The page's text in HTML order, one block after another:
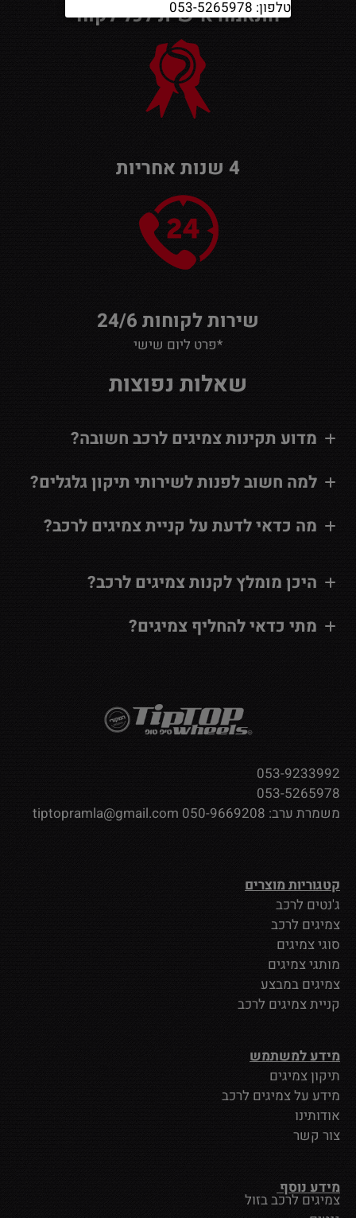
התאמה אישית לכל לקוח
4 שנות אחריות
שירות לקוחות 24/6
*פרט ליום שישי
שאלות נפוצות
מדוע תקינות צמיגים לרכב חשובה?
למה חשוב לפנות לשירותי תיקון גלגלים?
מה כדאי לדעת על קניית צמיגים לרכב?
היכן מומלץ לקנות צמיגים לרכב?
מתי כדאי להחליף צמיגים?
053-9233992
053-5265978
משמרת ערב: 050-9669208
tiptopramla@gmail.com
קטגוריות מוצרים
ג'נטים לרכב
צמיגים לרכב
סוגי צמיגים
מותגי צמיגים
צמיגים במבצע
קניית צמיגים לרכב
מידע למשתמש
תיקון צמיגים
מידע על צמיגים לרכב
אודותינו
צור קשר
מידע נוסף
צמיגים לרכב בזול
טלפון: 053-5265978